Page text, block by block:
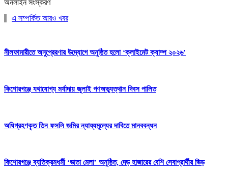
অনলাইন সংস্করণ
এ সম্পর্কিত আরও খবর
নীলফামারীতে অনুপ্রেরণার উদ্যোগে অনুষ্ঠিত হলো ‘ক্লাইমেট ক্যাম্প ২০২৬’
কিশোরগঞ্জে যথাযোগ্য মর্যাদায় জুলাই গণঅভ্যুত্থান দিবস পালিত
অধিগ্রহণকৃত তিন ফসলি জমির ন্যায্যমূল্যের দাবিতে মানববন্ধন
কিশোরগঞ্জে ব্যতিক্রমধর্মী ‘ভাতা মেলা’ অনুষ্ঠিত, দেড় হাজারের বেশি সেবাপ্রার্থীর ভিড়